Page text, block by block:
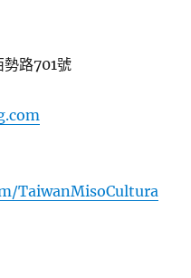
路701號
TaiwanMisoCultura